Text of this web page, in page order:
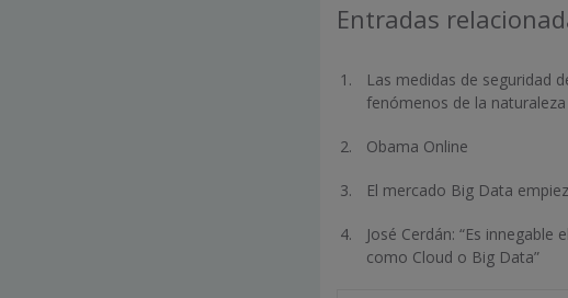
Entradas
Las medidas de seguridad
fenómenos de la naturaleza
Obama Online
El mercado Big Data
José Cerdán: “Es
como Cloud o Big Data”